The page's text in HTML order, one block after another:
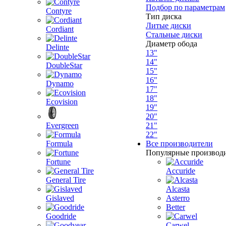
Contyre
Cordiant
Delinte
DoubleStar
Dynamo
Ecovision
Evergreen
Formula
Fortune
General Tire
Gislaved
Goodride
Подбор по параметрам
Тип диска
Литые диски
Стальные диски
Диаметр обода
13"
14"
15"
16"
17"
18"
19"
20"
21"
22"
Все производители
Популярные
Accuride
Alcasta
Asterro
Better